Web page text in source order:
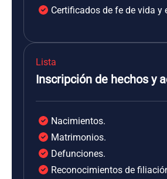
Certificados de fe de vida y
Lista
Inscripción de hechos y
Nacimientos.
Matrimonios.
Defunciones.
Reconocimientos de